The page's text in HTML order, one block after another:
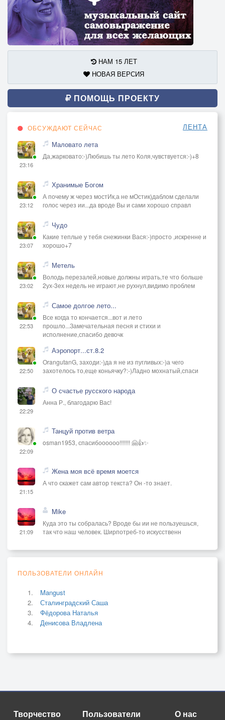
НАМ 15 ЛЕТ
НОВАЯ ВЕРСИЯ
ПОМОЩЬ ПРОЕКТУ
ОБСУЖДАЮТ СЕЙЧАС ЛЕНТА
23:16
Маловато лета
Да,жарковато:-)Любишь ты лето Коля,чувствуется:-)+8
23:12
Хранимые Богом
А почему ж через мостИк,а не мОстик)даблом сделали
голос через ии...да вроде Вы и сами хорошо справл
23:07
Чудо
Какие теплые у тебя снежинки Вася:-)просто ,искренне и
хорошо+7
23:02
Метель
Володь перезалей,новые должны играть,те что больше
2ух-3ех недель не играют,не рухнул,видимо проблем
22:53
Самое долгое лето...
Все когда то кончается...вот и лето
прошло...Замечательная песня и стихи и
исполнение,спасибо девочк
22:50
Аэропорт...ст.8.2
OrangutanG, заходи:-)да я не из пугливых:-)а чего
захотелось то,еще коньячку?:-)Ладно мохнатый,спаси
22:29
О счастье русского народа
Анна Р., благодарю Вас!
22:09
Танцуй против ветра
osman1953, спасибоооооо!!!!!!! 🤗👍✨
21:15
Жена моя всё время моется
А что скажет сам автор текста? Он -то знает.
21:09
Mike
Куда это ты собралась? Вроде бы ии не пользуешься,
так что наш человек. Ширпотреб-то искусственн
ПОЛЬЗОВАТЕЛИ ОНЛАЙН
Mangust
Сталинградский Саша
Фёдорова Наталья
Денисова Владлена
Творчество Пользователи О нас